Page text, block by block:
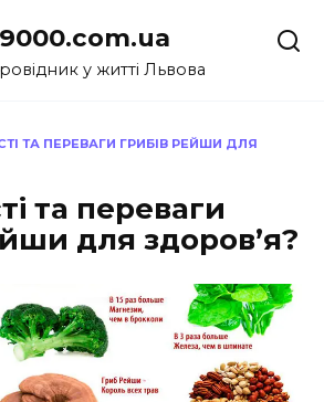
у житті Львова
ТА ПЕРЕВАГИ ГРИБІВ РЕЙШИ ДЛЯ
та переваги
для здоров’я?